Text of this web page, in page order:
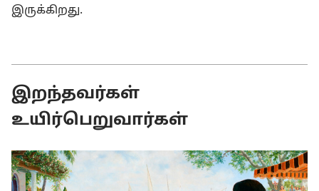
இருக்கிறது.
இறந்தவர்கள்
உயிர்பெறுவார்கள்